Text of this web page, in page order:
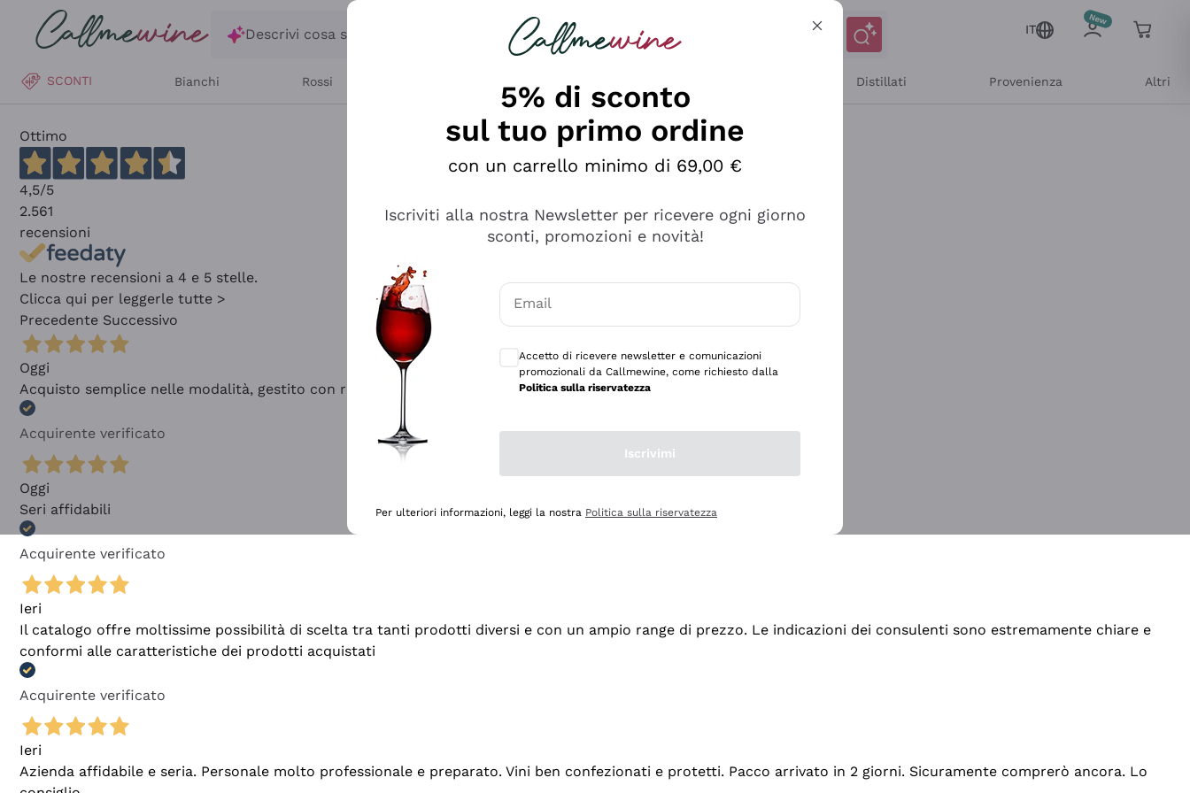
Salta al contenuto principale
Descrivi cosa stai cercando
IT
SCONTI Bianchi Rossi Distillati Provenienza Altri
Ottimo
4,5/5
2.561
recensioni
Le nostre recensioni a 4 e 5 stelle.
Clicca qui per leggerle tutte >
Precedente Successivo
Oggi
Acquisto semplice nelle modalità, gestito con rapidità e professionalità
Acquirente verificato
Oggi
Seri affidabili
Acquirente verificato
Ieri
Il catalogo offre moltissime possibilità di scelta tra tanti prodotti diversi e con un ampio range di prezzo. Le indicazioni dei consulenti sono estremamente chiare e
conformi alle caratteristiche dei prodotti acquistati
Acquirente verificato
Ieri
Azienda affidabile e seria. Personale molto professionale e preparato. Vini ben confezionati e protetti. Pacco arrivato in 2 giorni. Sicuramente comprerò ancora. Lo
5% di sconto
sul tuo primo ordine
con un carrello minimo di 69,00 €
Iscriviti alla nostra Newsletter per ricevere ogni giorno
sconti, promozioni e novità!
Email
Accetto di ricevere newsletter e comunicazioni
promozionali da Callmewine, come richiesto dalla
Politica sulla riservatezza
Iscrivimi
Per ulteriori informazioni, leggi la nostra Politica sulla riservatezza